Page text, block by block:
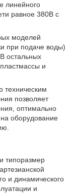
линейного
равное 380В с
моделей
при подаче воды)
остальных
и
техническим
позволяет
оптимально
оборудование
типоразмер
и динамического
и